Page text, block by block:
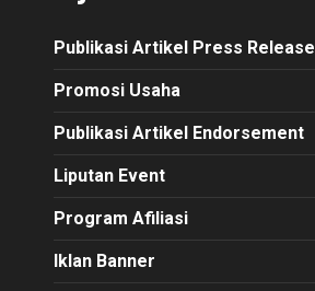
Publikasi Artikel Press Release
Promosi Usaha
Publikasi Artikel Endorsement
Liputan Event
Program Afiliasi
Iklan Banner